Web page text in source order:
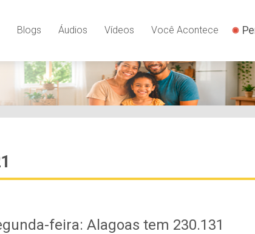
Blogs Áudios Vídeos Você Acontece
feira: Alagoas tem 230.131